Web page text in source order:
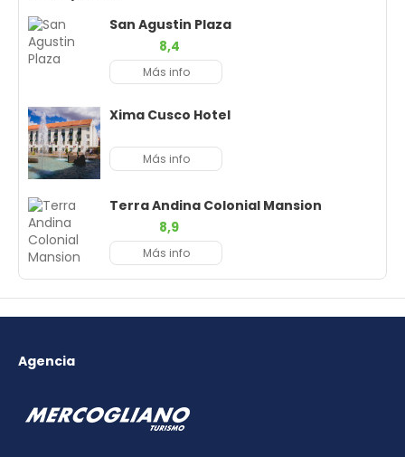
San Agustin Plaza
8,4
Más info
Xima Cusco Hotel
Más info
Terra Andina Colonial Mansion
8,9
Más info
Agencia